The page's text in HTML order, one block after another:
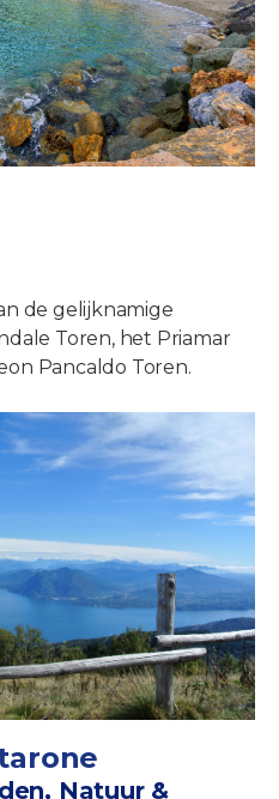
de gelijknamige
Toren, het Priamar
Pancaldo Toren.
Natuur &